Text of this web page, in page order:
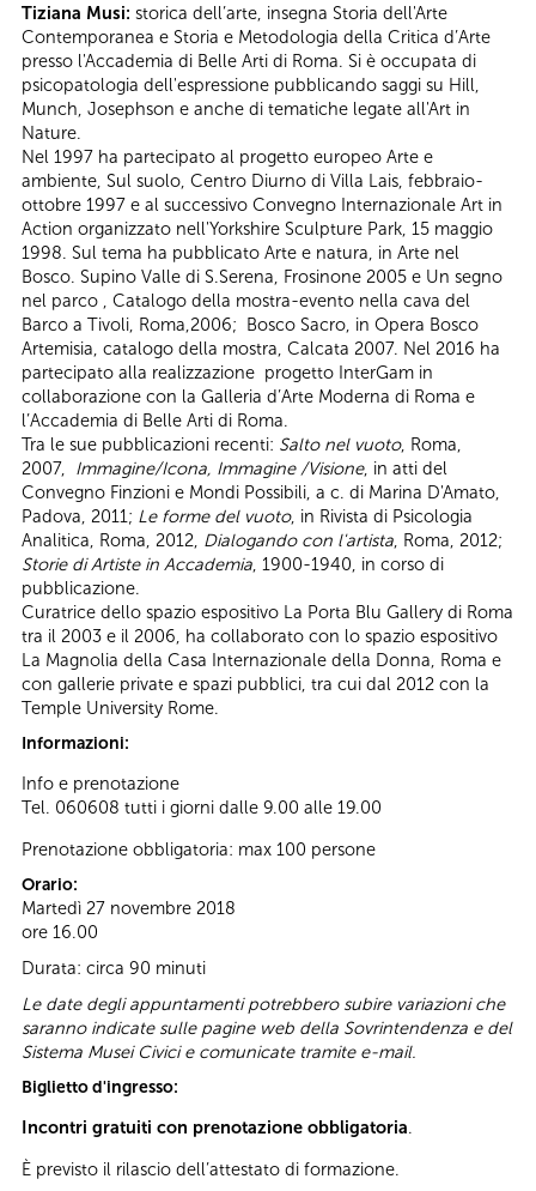
Tiziana Musi: storica dell’arte, insegna Storia dell'Arte
Contemporanea e Storia e Metodologia della Critica d’Arte
presso l'Accademia di Belle Arti di Roma. Si è occupata di
psicopatologia dell'espressione pubblicando saggi su Hill,
Munch, Josephson e anche di tematiche legate all'Art in
Nature.
Nel 1997 ha partecipato al progetto europeo Arte e
ambiente, Sul suolo, Centro Diurno di Villa Lais, febbraio-
ottobre 1997 e al successivo Convegno Internazionale Art in
Action organizzato nell'Yorkshire Sculpture Park, 15 maggio
1998. Sul tema ha pubblicato Arte e natura, in Arte nel
Bosco. Supino Valle di S.Serena, Frosinone 2005 e Un segno
nel parco , Catalogo della mostra-evento nella cava del
Barco a Tivoli, Roma,2006; Bosco Sacro, in Opera Bosco
Artemisia, catalogo della mostra, Calcata 2007. Nel 2016 ha
partecipato alla realizzazione progetto InterGam in
collaborazione con la Galleria d’Arte Moderna di Roma e
l’Accademia di Belle Arti di Roma.
Tra le sue pubblicazioni recenti: Salto nel vuoto, Roma,
2007, Immagine/Icona, Immagine /Visione, in atti del
Convegno Finzioni e Mondi Possibili, a c. di Marina D'Amato,
Padova, 2011; Le forme del vuoto, in Rivista di Psicologia
Analitica, Roma, 2012, Dialogando con l'artista , Roma, 2012;
Storie di Artiste in Accademia , 1900-1940, in corso di
pubblicazione.
Curatrice dello spazio espositivo La Porta Blu Gallery di Roma
tra il 2003 e il 2006, ha collaborato con lo spazio espositivo
La Magnolia della Casa Internazionale della Donna, Roma e
con gallerie private e spazi pubblici, tra cui dal 2012 con la
Temple University Rome.
Informazioni:
Info e prenotazione
Tel. 060608 tutti i giorni dalle 9.00 alle 19.00
Prenotazione obbligatoria: max 100 persone
Orario:
Martedì 27 novembre 2018
ore 16.00
Durata: circa 90 minuti
Le date degli appuntamenti potrebbero subire variazioni che
saranno indicate sulle pagine web della Sovrintendenza e del
Sistema Musei Civici e comunicate tramite e-mail.
Biglietto d'ingresso:
Incontri gratuiti con prenotazione obbligatoria.
È previsto il rilascio dell’attestato di formazione.